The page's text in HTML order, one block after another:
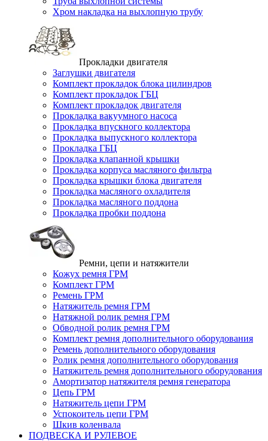
Хром накладка на выхлопную трубу
Прокладки двигателя
Заглушки двигателя
Комплект прокладок блока цилиндров
Комплект прокладок ГБЦ
Комплект прокладок двигателя
Прокладка вакуумного насоса
Прокладка впускного коллектора
Прокладка выпускного коллектора
Прокладка ГБЦ
Прокладка клапанной крышки
Прокладка корпуса масляного фильтра
Прокладка крышки блока двигателя
Прокладка масляного охладителя
Прокладка масляного поддона
Прокладка пробки поддона
Ремни, цепи и натяжители
Кожух ремня ГРМ
Комплект ГРМ
Ремень ГРМ
Натяжитель ремня ГРМ
Натяжной ролик ремня ГРМ
Обводной ролик ремня ГРМ
Комплект ремня дополнительного оборудования
Ремень дополнительного оборудования
Ролик ремня дополнительного оборудования
Натяжитель ремня дополнительного оборудования
Амортизатор натяжителя ремня генератора
Цепь ГРМ
Натяжитель цепи ГРМ
Успокоитель цепи ГРМ
Шкив коленвала
ПОДВЕСКА И РУЛЕВОЕ